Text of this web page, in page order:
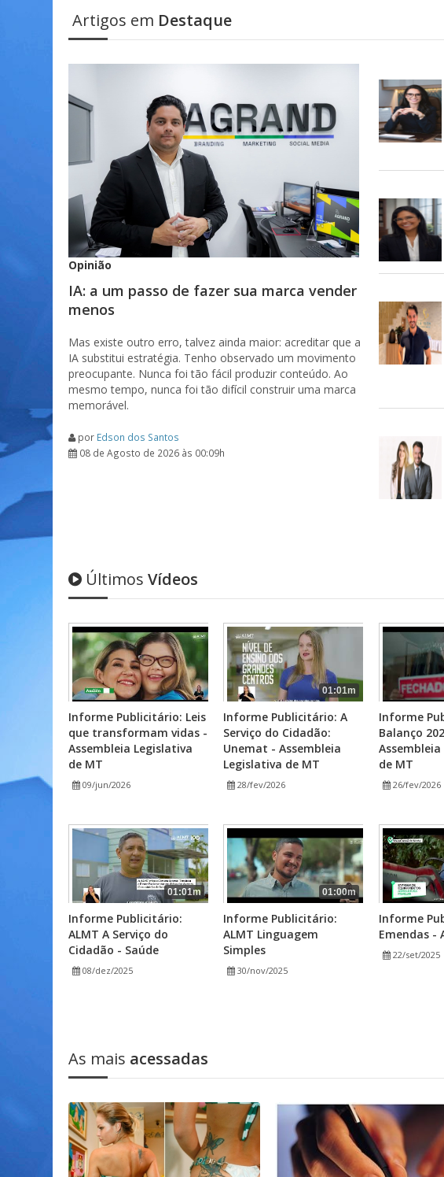
Artigos em Destaque
Opinião
IA: a um passo de fazer sua marca vender
menos
Mas existe outro erro, talvez ainda maior: acreditar que a
IA substitui estratégia. Tenho observado um movimento
preocupante. Nunca foi tão fácil produzir conteúdo. Ao
mesmo tempo, nunca foi tão difícil construir uma marca
memorável.
por Edson dos Santos
08 de Agosto de 2026 às 00:09h
Últimos Vídeos
Informe Publicitário: Leis
que transformam vidas -
Assembleia Legislativa
de MT
09/jun/2026
01:01m
Informe Publicitário: A
Serviço do Cidadão:
Unemat - Assembleia
Legislativa de MT
28/fev/2026
Informe
Balanço
de MT
26/fev/2026
01:01m
Informe Publicitário:
ALMT A Serviço do
Cidadão - Saúde
08/dez/2025
01:00m
Informe Publicitário:
ALMT Linguagem
Simples
30/nov/2025
Informe
Emendas -
22/set/2025
As mais acessadas